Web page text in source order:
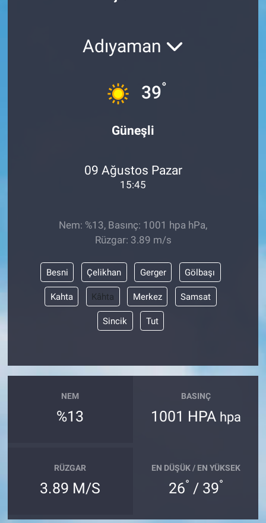
Adıyaman
39°
Güneşli
09 Ağustos Pazar
15:45
Nem: %13, Basınç: 1001 hpa hPa,
Rüzgar: 3.89 m/s
Besni Çelikhan Gerger Gölbaşı
Kahta Kâhta Merkez Samsat
Sincik Tut
NEM
%13
BASINÇ
1001 HPA hpa
RÜZGAR
3.89 M/S
EN DÜŞÜK / EN YÜKSEK
26° / 39°
Bilim ve Teknoloji